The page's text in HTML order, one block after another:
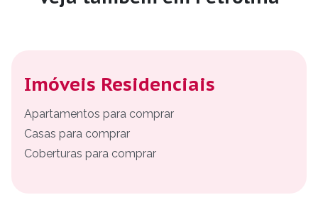
Imóveis Residenciais
Apartamentos para comprar
Casas para comprar
Coberturas para comprar